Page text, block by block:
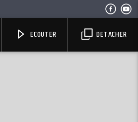
DETACHER
ECOUTER